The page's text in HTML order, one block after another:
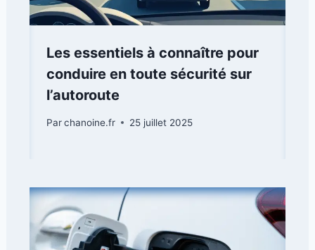
Les essentiels à connaître pour
conduire en toute sécurité sur
l’autoroute
Parchanoine.fr 25 juillet 2025